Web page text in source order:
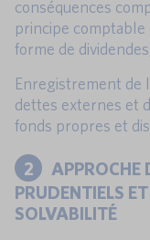
conséquences
principe
forme de
Enregistrement de
dettes externes et
fonds propres et
2
APPROCHE
PRUDENTIELS
SOLVABILITÉ